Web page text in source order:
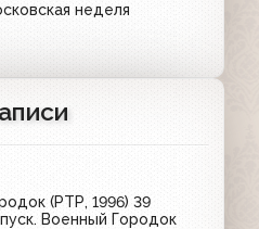
неделя
(РТР, 1996) 39
Военный Городок